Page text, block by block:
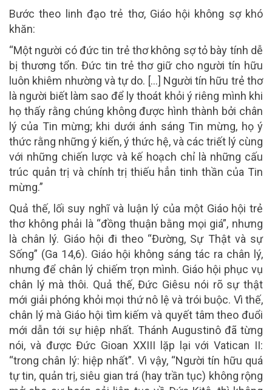
Bước theo linh đạo trẻ thơ, Giáo hội không sợ khó
khăn:
“Một người có đức tin trẻ thơ không sợ tỏ bày tính dễ
bị thương tổn. Đức tin trẻ thơ giữ cho người tín hữu
luôn khiêm nhường và tự do. […] Người tín hữu trẻ thơ
là người biết làm sao để ly thoát khỏi ý riêng mình khi
họ thấy rằng chúng không được hình thành bởi chân
lý của Tin mừng; khi dưới ánh sáng Tin mừng, họ ý
thức rằng những ý kiến, ý thức hệ, và các triết lý cùng
với những chiến lược và kế hoạch chỉ là những cấu
trúc quản trị và chính trị thiếu hẳn tinh thần của Tin
mừng.”
Quả thế, lối suy nghĩ và luận lý của một Giáo hội trẻ
thơ không phải là “đồng thuận bằng mọi giá”, nhưng
là chân lý. Giáo hội đi theo “Đường, Sự Thật và sự
Sống” (Ga 14,6). Giáo hội không sáng tác ra chân lý,
nhưng để chân lý chiếm trọn mình. Giáo hội phục vụ
chân lý mà thôi. Quả thế, Đức Giêsu nói rõ sự thật
mới giải phóng khỏi mọi thứ nô lệ và trói buộc. Vì thế,
chân lý mà Giáo hội tìm kiếm và quyết tâm theo đuổi
mới dẫn tới sự hiệp nhất. Thánh Augustinô đã từng
nói, và được Đức Gioan XXIII lặp lại với Vatican II:
“trong chân lý: hiệp nhất”. Vì vậy, “Người tín hữu quá
tự tin, quản trị, siêu gian trá (hay trần tục) không rộng